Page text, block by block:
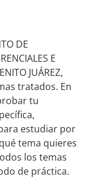
DE
E
JUÁREZ,
tratados. En
tu
estudiar por
tema quieres
los temas
de práctica.